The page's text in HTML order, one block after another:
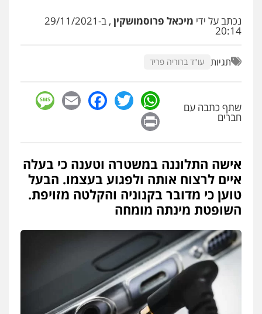
פלילי תעבורה
הלבנת הון
0505471497
0506217771
עו"ד עידית שינו-אמיתי
פלילי
0507587013
עו"ד אור בן שאנן
פלילי מעצרים וחקירות
0549199449
נכתב על ידי מיכאל פרוסמושקין , ב-29/11/2021
20:14
תגיות עו"ד ברוריה פריד
שתף כתבה עם
חברים
WhatsApp
Twitter
Facebook
Email
אישה התלוננה במשטרה וטענה כי בעלה
איים לרצוח אותה ולפגוע בעצמו. הבעל
טוען כי מדובר בקנוניה והקלטה מזויפת.
השופטת מינתה מומחה